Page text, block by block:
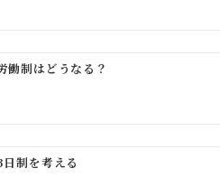
働制はどうなる？
制を考える